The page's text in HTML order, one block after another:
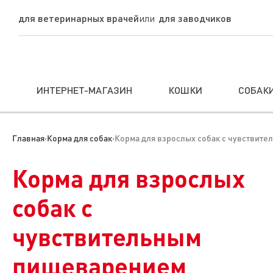
для ветеринарных врачей для заводчиков
ИНТЕРНЕТ-МАГАЗИН КОШКИ
Главная·Корма для собак·Корма для взрослых собак с
Корма для взрослых
собак с
чувствительным
пищеварением